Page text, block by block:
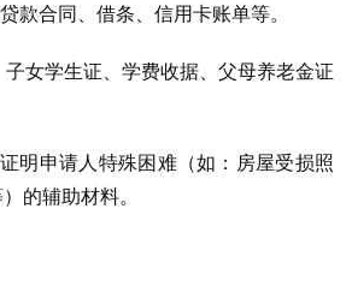
款合同、借条、信用卡账单等。
子女学生证、学费收据、父母养老金证
明申请人特殊困难（如：房屋受损照
的辅助材料。